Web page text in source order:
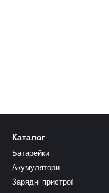
Каталог
Батарейки
Акумулятори
Зарядні пристрої